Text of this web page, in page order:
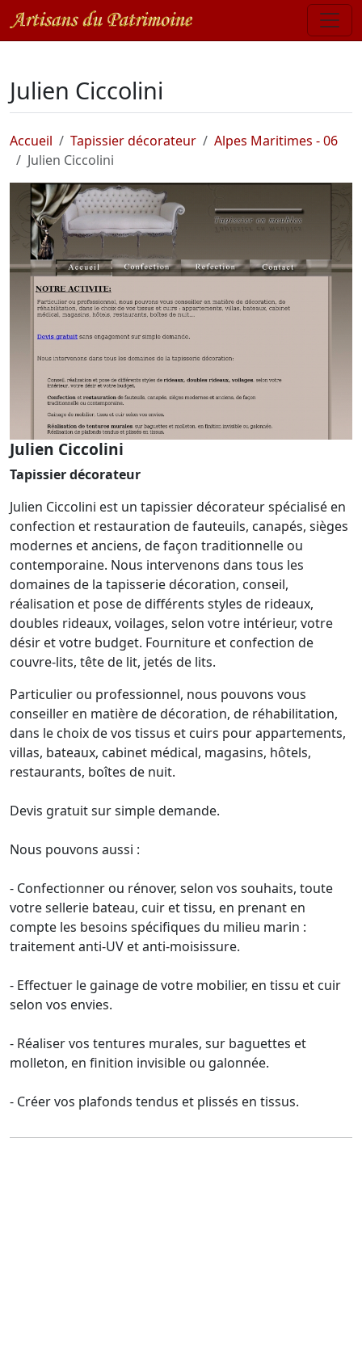
Julien Ciccolini
Accueil Tapissier décorateur
Alpes Maritimes - 06
Julien Ciccolini
Julien Ciccolini
Tapissier décorateur
Julien Ciccolini est un tapissier décorateur spécialisé en
confection et restauration de fauteuils, canapés, sièges
modernes et anciens, de façon traditionnelle ou
contemporaine. Nous intervenons dans tous les
domaines de la tapisserie décoration, conseil,
réalisation et pose de différents styles de rideaux,
doubles rideaux, voilages, selon votre intérieur, votre
désir et votre budget. Fourniture et confection de
couvre-lits, tête de lit, jetés de lits.
Particulier ou professionnel, nous pouvons vous
conseiller en matière de décoration, de réhabilitation,
dans le choix de vos tissus et cuirs pour appartements,
villas, bateaux, cabinet médical, magasins, hôtels,
restaurants, boîtes de nuit.
Devis gratuit sur simple demande.
Nous pouvons aussi :
- Confectionner ou rénover, selon vos souhaits, toute
votre sellerie bateau, cuir et tissu, en prenant en
compte les besoins spécifiques du milieu marin :
traitement anti-UV et anti-moisissure.
- Effectuer le gainage de votre mobilier, en tissu et cuir
selon vos envies.
- Réaliser vos tentures murales, sur baguettes et
molleton, en finition invisible ou galonnée.
- Créer vos plafonds tendus et plissés en tissus.